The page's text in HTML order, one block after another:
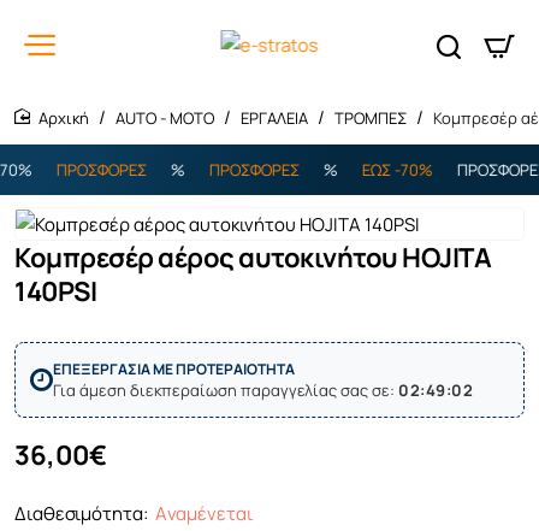
AUTO - MOTO ΕΡΓΑΛΕΙΑ ΤΡΟΜΠΕΣ Κομπρεσέρ
ΠΡΟΣΦΟΡΕΣ ΠΡΟΣΦΟΡΕΣ ΕΩΣ -70% ΠΡΟΣΦΟΡΕΣ
Aναμένεται
Κομπρεσέρ αέρος αυτοκινήτου HOJITA
140PSI
ΕΠΕΞΕΡΓΑΣΙΑ ΜΕ ΠΡΟΤΕΡΑΙΟΤΗΤΑ
Για άμεση διεκπεραίωση παραγγελίας σας σε: 02:49:02
Διαθεσιμότητα: Aναμένεται
36,00€